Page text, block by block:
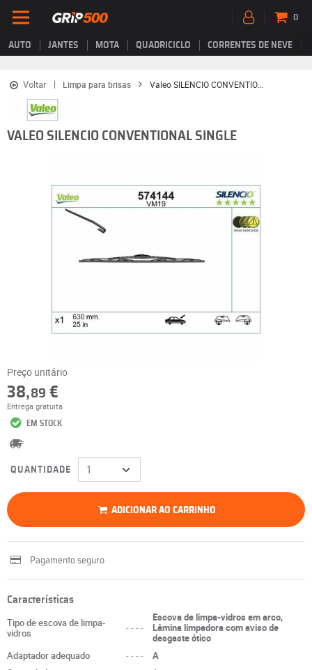
AUTO JANTES MOTA QUADRICICLO CORRENTES DE NEVE
0
Voltar Limpa para brisas Valeo SILENCIO CONVENTIONAL SINGLE
VALEO SILENCIO CONVENTIONAL SINGLE
Preço unitário
38,89 €
Entrega gratuita
EM STOCK
QUANTIDADE
ADICIONAR AO CARRINHO
Pagamento seguro
Características
Tipo de escova de limpa-
vidros
----
Escova de limpa-vidros em arco,
Lâmina limpadora com aviso de
desgaste ótico
Adaptador adequado
----
A